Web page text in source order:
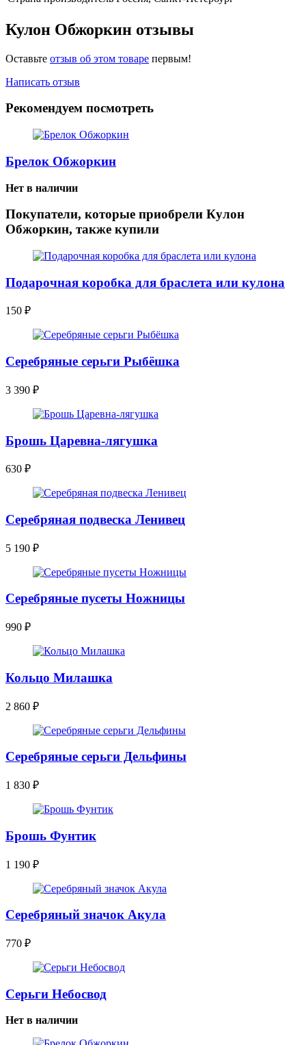
Кулон Обжоркин отзывы
Оставьте отзыв об этом товаре первым!
Написать отзыв
Рекомендуем посмотреть
Брелок Обжоркин
Нет в наличии
Покупатели, которые приобрели Кулон
Обжоркин, также купили
Подарочная коробка для браслета или кулона
150 ₽
Серебряные серьги Рыбёшка
3 390 ₽
Брошь Царевна-лягушка
630 ₽
Серебряная подвеска Ленивец
5 190 ₽
Серебряные пусеты Ножницы
990 ₽
Кольцо Милашка
2 860 ₽
Серебряные серьги Дельфины
1 830 ₽
Брошь Фунтик
1 190 ₽
Серебряный значок Акула
770 ₽
Серьги Небосвод
Нет в наличии